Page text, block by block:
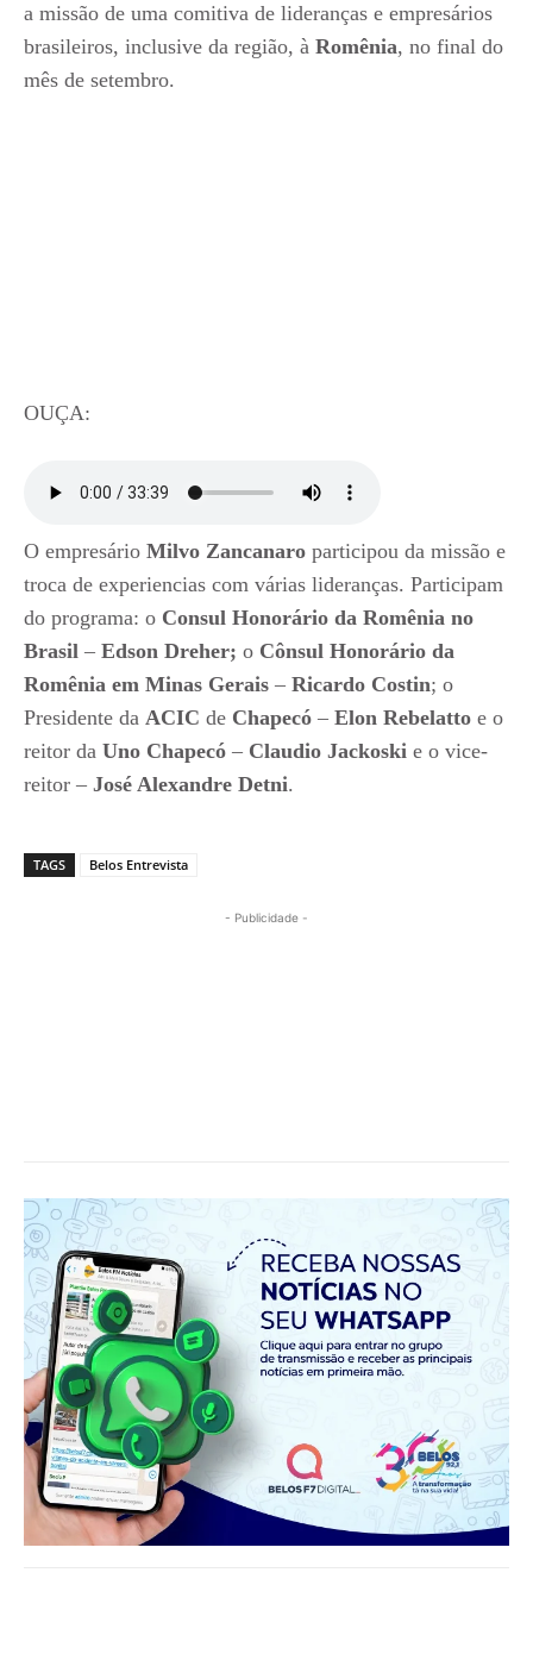
a missão de uma comitiva de lideranças e empresários
brasileiros, inclusive da região, à Romênia, no final do
mês de setembro.
OUÇA:
O empresário Milvo Zancanaro participou da missão e
troca de experiencias com várias lideranças. Participam
do programa: o Consul Honorário da Romênia no
Brasil – Edson Dreher; o Cônsul Honorário da
Romênia em Minas Gerais – Ricardo Costin; o
Presidente da ACIC de Chapecó – Elon Rebelatto e o
reitor da Uno Chapecó – Claudio Jackoski e o vice-
reitor – José Alexandre Detni.
TAGS Belos Entrevista
- Publicidade -